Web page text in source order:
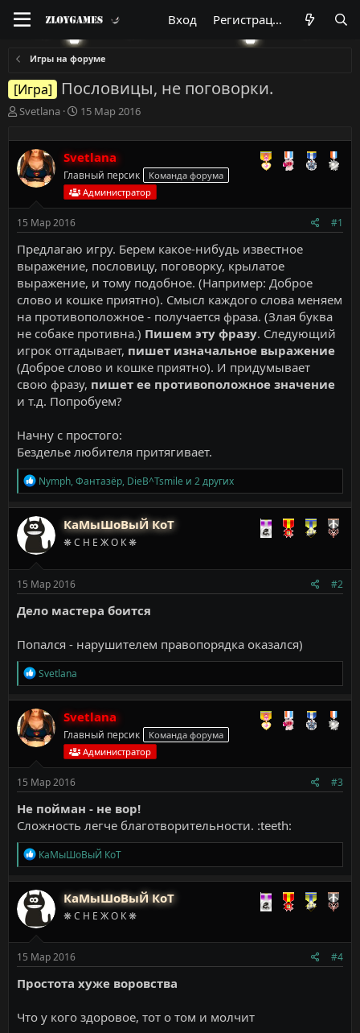
Вход Регистрация
Игры на форуме
[Игра] Пословицы, не поговорки.
А
т
о
р
т
м
ы
Svetlana
Д
т
а
н
а
ч
а
15 Мар 2016
Svetlana
Главный персик
Команда форума
Администратор
15 Мар 2016 #1
Предлагаю игру. Берем какое-нибудь известное
выражение, пословицу, поговорку, крылатое
выражение, и тому подобное. (Например: Доброе
слово и кошке приятно). Смысл каждого слова меняем
на противоположное - получается фраза. (Злая буква
не собаке противна.) Пишем эту фразу. Следующий
игрок отгадывает, пишет изначальное выражение
(Доброе слово и кошке приятно). И придумывает
свою фразу, пишет ее противоположное значение
и т.д. Попробуем?
Начну с простого:
Безделье любителя притягивает.
Р
е
а
к
ц
и
и
Nymph,Фантазёр, DieB^Tsmile и 2 других
КаМыШоВыЙ КоТ
❋ С Н Е Ж О К ❋
15 Мар 2016 #2
Дело мастера боится
Попался - нарушителем правопорядка оказался)
Р
е
а
к
ц
и
и
Svetlana
Svetlana
Главный персик
Команда форума
Администратор
15 Мар 2016 #3
Не пойман - не вор!
Сложность легче благотворительности. :teeth:
Р
е
а
к
ц
и
и
КаМыШоВыЙ КоТ
КаМыШоВыЙ КоТ
❋ С Н Е Ж О К ❋
15 Мар 2016 #4
Простота хуже воровства
Что у кого здоровое, тот о том и молчит